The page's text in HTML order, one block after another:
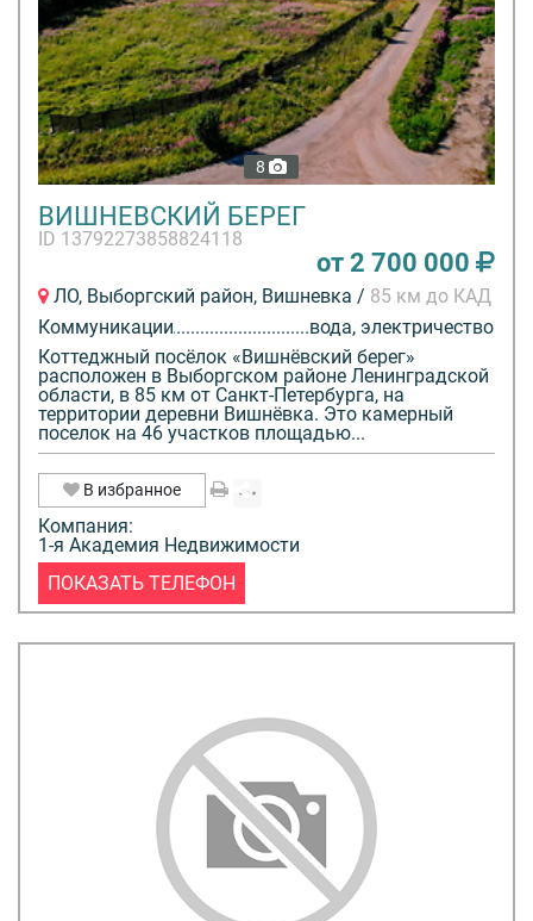
паспорт и свидетельство о государственной
регистрации права собственности.
В настоящее время все земельные участки имеют
категорию земель – “Земли населённых пунктов” и
вид разрешенного использования – “Для ведения
дачного хозяйства”.
В Генеральном плане МО Мгинское городское
поселение, на территории которого расположен
поселок, указанные участки включены в границы
деревни Муя. Генеральный план утвержден в
установленном порядке решением Совета депутатов
от 29.11.2012 года №56.
В соответствии с Правилами землепользования и
застройки МО Мгинское городское поселение
территория посёлка относится к территориальной зоне
Ж1 – Зона застройки индивидуальными отдельно
стоящими жилыми домами (ИЖС).
8
ВИШНЕВСКИЙ БЕРЕГ
ID 13792273858824118
от 2 700 000
ЛО, Выборгский район, Вишневка / 85 км до КАД
Коммуникации
вода, электричество
Коттеджный посёлок «Вишнёвский берег»
расположен в Выборгском районе Ленинградской
области, в 85 км от Санкт-Петербурга, на
территории деревни Вишнёвка. Это камерный
поселок на 46 участков площадью...
В избранное
Компания:
1-я Академия Недвижимости
ПОКАЗАТЬ ТЕЛЕФОН